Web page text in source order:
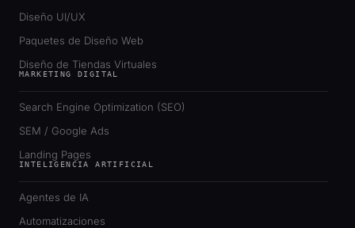
Diseño UI/UX
Paquetes de Diseño Web
Diseño de Tiendas Virtuales
MARKETING DIGITAL
Search Engine Optimization (SEO)
SEM / Google Ads
Landing Pages
INTELIGENCIA ARTIFICIAL
Agentes de IA
Automatizaciones